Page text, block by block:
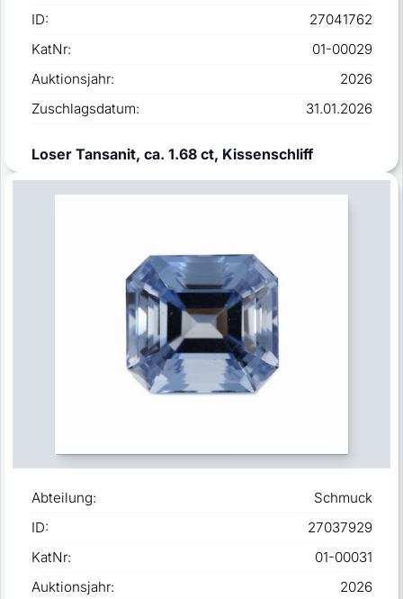
ID:
27041762
KatNr:
01-00029
Auktionsjahr:
2026
Zuschlagsdatum:
31.01.2026
Loser Tansanit, ca. 1.68 ct, Kissenschliff
Abteilung:
Schmuck
ID:
27037929
KatNr:
01-00031
Auktionsjahr:
2026